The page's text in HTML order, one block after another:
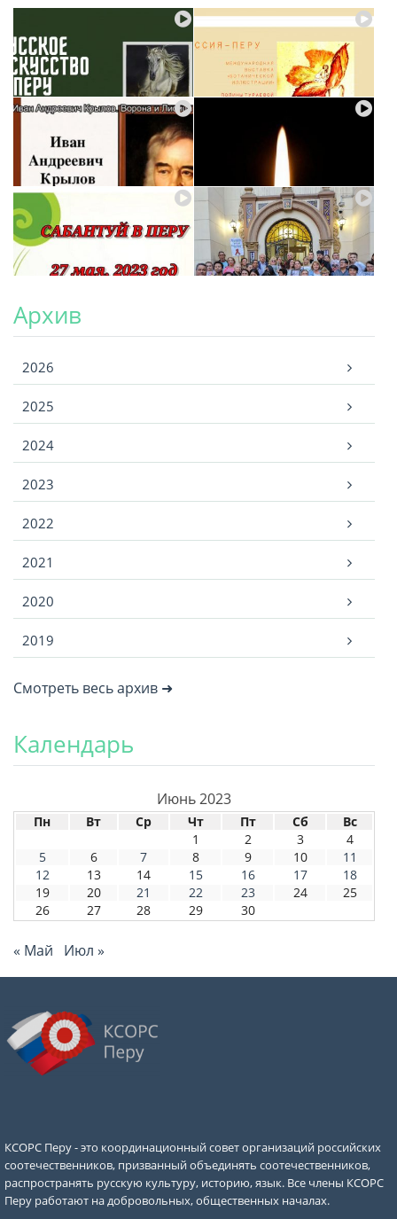
Архив
2026
2025
2024
2023
2022
2021
2020
2019
Смотреть весь архив ➜
Календарь
Июнь 2023
Пн Вт Ср Чт Пт Сб
Вс
1
2 3
4
5
6 7 8 9 10
11
12
13 14 15 16 17
18
19
20 21 22 23 24
25
26
27 28 29 30
« Май Июл »
КСОРС Перу - это координационный совет организаций российских
соотечественников, призванный объединять соотечественников,
распространять русскую культуру, историю, язык. Все члены КСОРС
Перу работают на добровольных, общественных началах.